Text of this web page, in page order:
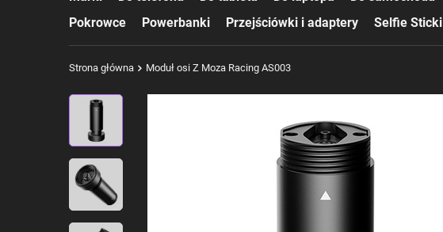
Pokrowce
Powerbanki Przejściówki i adaptery Selfie Sticki
Strona główna Moduł osi Z Moza Racing AS003